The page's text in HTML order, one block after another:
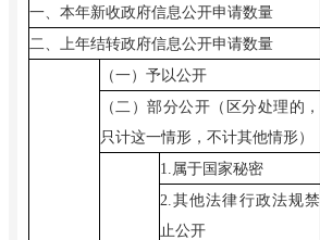
一、本年新收政府信息公开申请数量
二、上年结转政府信息公开申请数量
（一）予以公开
（二）部分公开（区分处理的，
只计这一情形，不计其他情形）
1.属于国家秘密
2.其他法律行政法规禁
止公开